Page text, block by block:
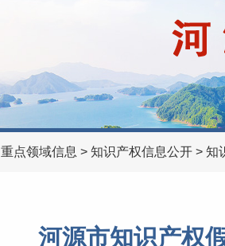
重点领域信息 > 知识产权信息公开 > 知
河源市知识产权